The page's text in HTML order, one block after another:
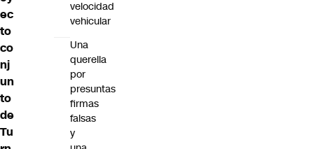
ec
to
co
nj
un
to
de
Tu
velocidad
vehicular
Una
querella
por
presuntas
firmas
falsas
y